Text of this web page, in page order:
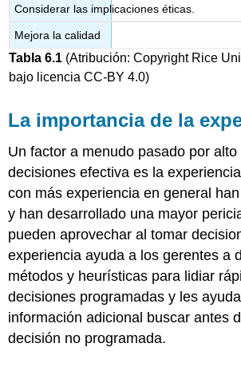
Considerar las implicaciones éticas.
Mejora la calidad
Tabla 6.1(Atribución: Copyright Rice
bajo licencia CC-BY 4.0)
La importancia de la
Un factor a menudo pasado por
decisiones efectiva es la
con más experiencia en general
y han desarrollado una mayor
pueden aprovechar al tomar
experiencia ayuda a los gerentes a
métodos y heurísticas para lidiar
decisiones programadas y les
información adicional buscar antes
decisión no programada.